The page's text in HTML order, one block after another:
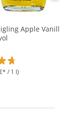
Apple Vanilla
/ 1 l)